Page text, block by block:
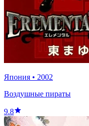
Япония • 2002
Воздушные пираты
9.8